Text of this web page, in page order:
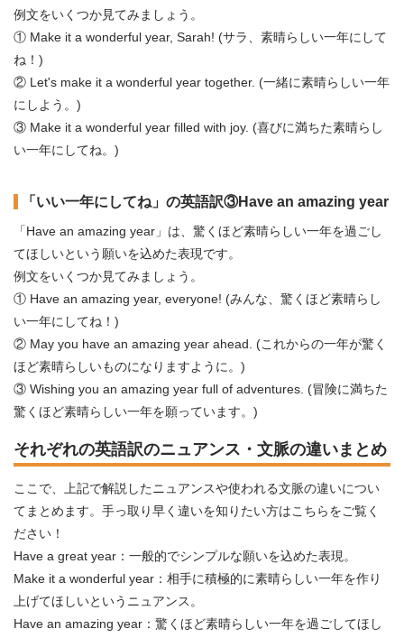
例文をいくつか見てみましょう。
① Make it a wonderful year, Sarah! (サラ、素晴らしい一年にして
ね！)
② Let's make it a wonderful year together. (一緒に素晴らしい一年
にしよう。)
③ Make it a wonderful year filled with joy. (喜びに満ちた素晴らし
い一年にしてね。)
「いい一年にしてね」の英語訳③Have an amazing year
「Have an amazing year」は、驚くほど素晴らしい一年を過ごし
てほしいという願いを込めた表現です。
例文をいくつか見てみましょう。
① Have an amazing year, everyone! (みんな、驚くほど素晴らし
い一年にしてね！)
② May you have an amazing year ahead. (これからの一年が驚く
ほど素晴らしいものになりますように。)
③ Wishing you an amazing year full of adventures. (冒険に満ちた
驚くほど素晴らしい一年を願っています。)
それぞれの英語訳のニュアンス・文脈の違いまとめ
ここで、上記で解説したニュアンスや使われる文脈の違いについ
てまとめます。手っ取り早く違いを知りたい方はこちらをご覧く
ださい！
Have a great year：一般的でシンプルな願いを込めた表現。
Make it a wonderful year：相手に積極的に素晴らしい一年を作り
上げてほしいというニュアンス。
Have an amazing year：驚くほど素晴らしい一年を過ごしてほし